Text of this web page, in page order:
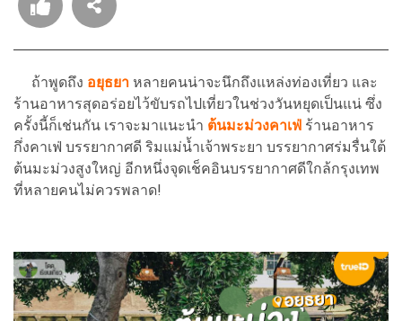
ถ้าพูดถึง อยุธยา หลายคนน่าจะนึกถึงแหล่งท่องเที่ยว และ
ร้านอาหารสุดอร่อยไว้ขับรถไปเที่ยวในช่วงวันหยุดเป็นแน่ ซึ่ง
ครั้งนี้ก็เช่นกัน เราจะมาแนะนำ ต้นมะม่วงคาเฟ่ ร้านอาหาร
กึ่งคาเฟ่ บรรยากาศดี ริมแม่น้ำเจ้าพระยา บรรยากาศร่มรื่นใต้
ต้นมะม่วงสูงใหญ่ อีกหนึ่งจุดเช็คอินบรรยากาศดีใกล้กรุงเทพ
ที่หลายคนไม่ควรพลาด!